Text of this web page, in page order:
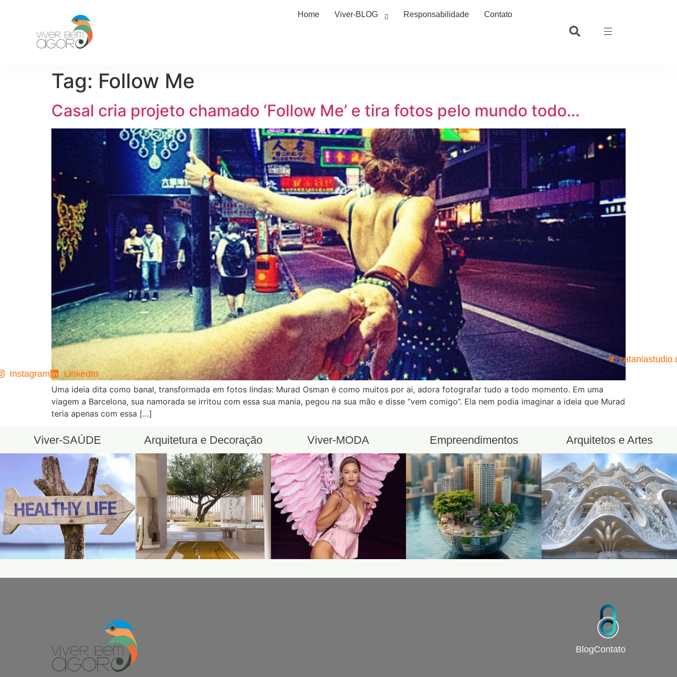
Home Viver-BLOG Responsabilidade Contato
Tag: Follow Me
Casal cria projeto chamado ‘Follow Me’ e tira fotos pelo mundo todo…
Uma ideia dita como banal, transformada em fotos lindas: Murad Osman é como muitos por ai, adora fotografar tudo a todo momento. Em uma
viagem a Barcelona, sua namorada se irritou com essa sua mania, pegou na sua mão e disse “vem comigo”. Ela nem podia imaginar a ideia que Murad
teria apenas com essa […]
Viver-SAÚDE Arquitetura e Decoração Viver-MODA Empreendimentos Arquitetos e Artes
BlogContato
Instagram LinkedIn